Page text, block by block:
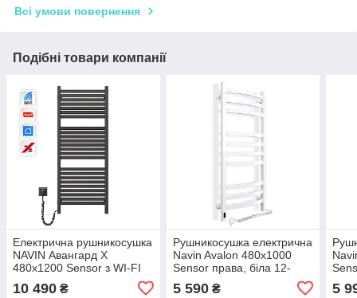
Всі умови повернення
Подібні товари компанії
Електрична рушникосушка
NAVIN Авангард X
480х1200 Sensor з WI-FI
10 490 ₴
Рушникосушка електрична
Navin Avalon 480х1000
Sensor права, біла 12-
5 590₴ 5